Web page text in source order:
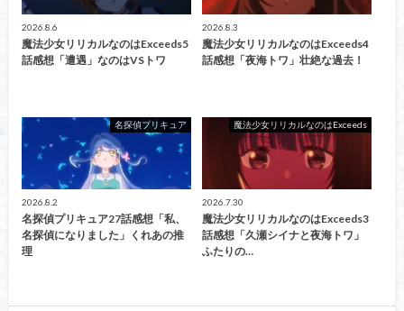
2026.8.6
魔法少女リリカルなのはExceeds5
話感想「遭遇」なのはVSトワ
2026.8.3
魔法少女リリカルなのはExceeds4
話感想「夜海トワ」壮絶な過去！
名探偵プリキュア
2026.8.2
名探偵プリキュア27話感想「私、
名探偵になりました」くれあの推
理
魔法少女リリカルなのはExceeds
2026.7.30
魔法少女リリカルなのはExceeds3
話感想「久瀬シイナと夜海トワ」
ふたりの…